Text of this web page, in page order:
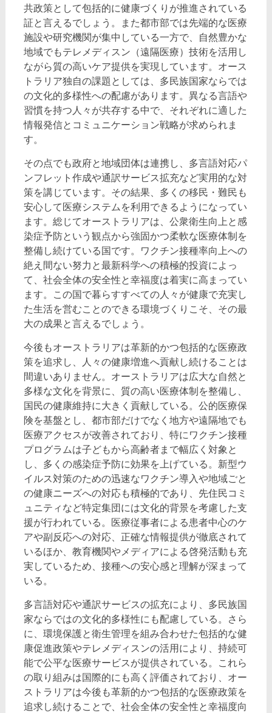
共政策として包括的に健康づくりが推進されている
証と言えるでしょう。また都市部では先端的な医療
施設や研究機関が集中している一方で、自然豊かな
地域でもテレメディスン（遠隔医療）技術を活用し
ながら質の高いケア提供を実現しています。オース
トラリア独自の課題としては、多民族国家ならでは
の文化的多様性への配慮があります。異なる言語や
習慣を持つ人々が共存する中で、それぞれに適した
情報発信とコミュニケーション戦略が求められま
す。
その点でも政府と地域団体は連携し、多言語対応パ
ンフレット作成や通訳サービス拡充など実用的な対
策を講じています。その結果、多くの移民・難民も
安心して医療システムを利用できるようになってい
ます。総じてオーストラリアは、公衆衛生向上と感
染症予防という観点から強固かつ柔軟な医療体制を
整備し続けている国です。ワクチン接種率向上への
絶え間ない努力と最新科学への積極的投資によっ
て、社会全体の安全性と幸福度は着実に高まってい
ます。この国で暮らすすべての人々が健康で充実し
た生活を営むことのできる環境づくりこそ、その最
大の成果と言えるでしょう。
今後もオーストラリアは革新的かつ包括的な医療政
策を追求し、人々の健康増進へ貢献し続けることは
間違いありません。オーストラリアは広大な自然と
多様な文化を背景に、質の高い医療体制を整備し、
国民の健康維持に大きく貢献している。公的医療保
険を基盤とし、都市部だけでなく地方や遠隔地でも
医療アクセスが改善されており、特にワクチン接種
プログラムは子どもから高齢者まで幅広く対象と
し、多くの感染症予防に効果を上げている。新型ウ
イルス対策のための迅速なワクチン導入や地域ごと
の健康ニーズへの対応も積極的であり、先住民コミ
ュニティなど特定集団には文化的背景を考慮した支
援が行われている。医療従事者による患者中心のケ
アや副反応への対応、正確な情報提供が徹底されて
いるほか、教育機関やメディアによる啓発活動も充
実しているため、接種への安心感と理解が深まって
いる。
多言語対応や通訳サービスの拡充により、多民族国
家ならではの文化的多様性にも配慮している。さら
に、環境保護と衛生管理を組み合わせた包括的な健
康促進政策やテレメディスンの活用により、持続可
能で公平な医療サービスが提供されている。これら
の取り組みは国際的にも高く評価されており、オー
ストラリアは今後も革新的かつ包括的な医療政策を
追求し続けることで、社会全体の安全性と幸福度向